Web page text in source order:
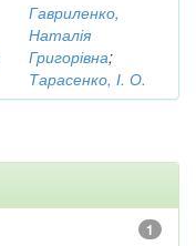
Гавриленко,
Наталія
Григорівна;
Тарасенко, І. О.
1